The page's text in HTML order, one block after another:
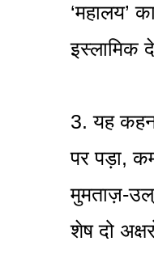
‘महालय’
इस्लामिक
3. यह
पर पड़ा,
मुमताज़-
शेष दो